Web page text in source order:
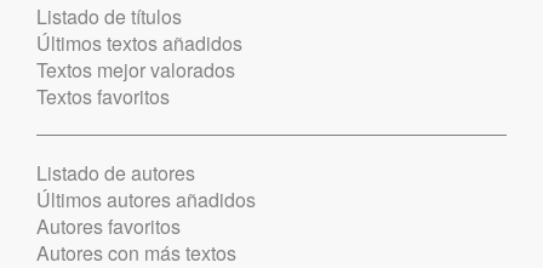
Listado de títulos
Últimos textos añadidos
Textos mejor valorados
Textos favoritos
Listado de autores
Últimos autores añadidos
Autores favoritos
Autores con más textos